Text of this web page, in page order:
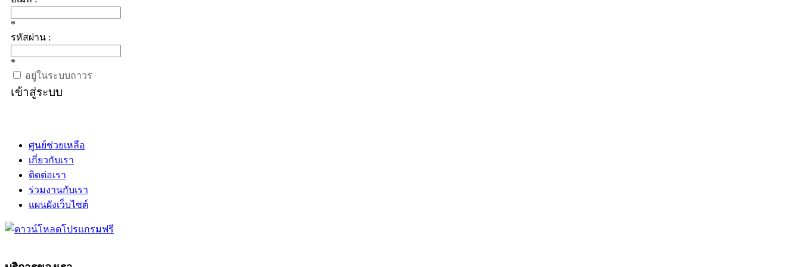
*
รหัสผ่าน :
*
อยู่ในระบบถาวร
เข้าสู่ระบบ
ศูนย์ช่วยเหลือ
เกี่ยวกับเรา
ติดต่อเรา
ร่วมงานกับเรา
แผนผังเว็บไซต์